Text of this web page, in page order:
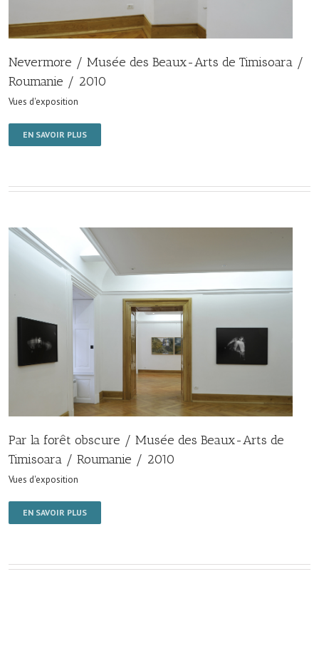
Nevermore / Musée des Beaux-Arts de Timisoara /
Roumanie / 2010
Vues d'exposition
EN SAVOIR PLUS
Par la forêt obscure / Musée des Beaux-Arts de
Timisoara / Roumanie / 2010
Vues d'exposition
EN SAVOIR PLUS